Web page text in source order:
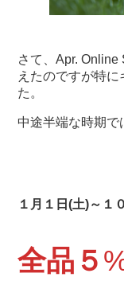
さて、Apr.
えたのですが特
た。
中途半端な時期
１月１日(土)～
全品５